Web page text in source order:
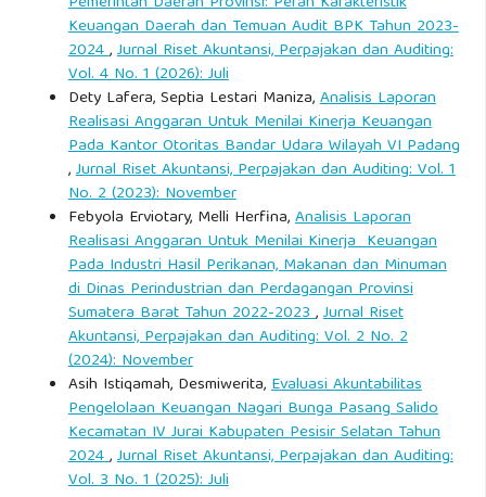
Keuangan Daerah dan Temuan Audit BPK Tahun 2023-
2024,Jurnal Riset Akuntansi, Perpajakan dan Auditing:
Vol. 4 No. 1 (2026): Juli
Dety Lafera, Septia Lestari Maniza,Analisis Laporan
Realisasi Anggaran Untuk Menilai Kinerja Keuangan
Pada Kantor Otoritas Bandar Udara Wilayah VI Padang
,Jurnal Riset Akuntansi, Perpajakan dan Auditing: Vol. 1
No. 2 (2023): November
Febyola Erviotary, Melli Herfina,Analisis Laporan
Realisasi Anggaran Untuk Menilai Kinerja Keuangan
Pada Industri Hasil Perikanan, Makanan dan Minuman
di Dinas Perindustrian dan Perdagangan Provinsi
Sumatera Barat Tahun 2022-2023,Jurnal Riset
Akuntansi, Perpajakan dan Auditing: Vol. 2 No. 2
(2024): November
Asih Istiqamah, Desmiwerita,Evaluasi Akuntabilitas
Pengelolaan Keuangan Nagari Bunga Pasang Salido
Kecamatan IV Jurai Kabupaten Pesisir Selatan Tahun
2024,Jurnal Riset Akuntansi, Perpajakan dan Auditing:
Vol. 3 No. 1 (2025): Juli